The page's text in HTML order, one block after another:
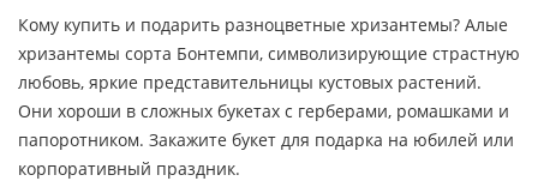
Кому купить и подарить разноцветные хризантемы? Алые
хризантемы сорта Бонтемпи, символизирующие страстную
любовь, яркие представительницы кустовых растений.
Они хороши в сложных букетах с герберами, ромашками и
папоротником. Закажите букет для подарка на юбилей или
корпоративный праздник.